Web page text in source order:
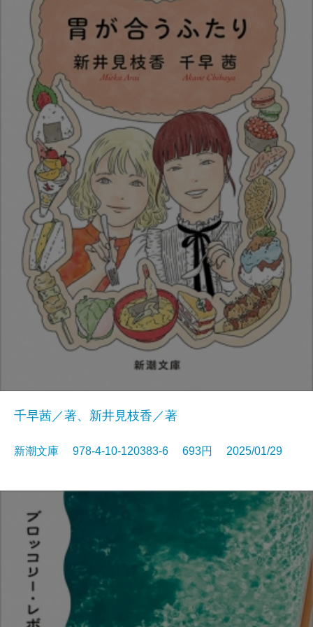
千早茜／著、新井見枝香／著
新潮文庫 978-4-10-120383-6 693円 2025/01/29